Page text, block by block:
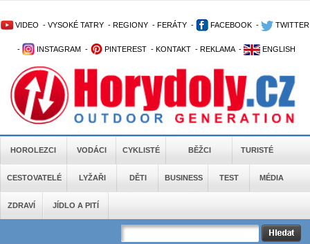
VIDEO - VYSOKÉ TATRY - REGIONY - FERÁTY - FACEBOOK - TWITTER
- INSTAGRAM - PINTEREST - KONTAKT - REKLAMA - ENGLISH
HOROLEZCI VODÁCI CYKLISTÉ BĚŽCI TURISTÉ
CESTOVATELÉ LYŽAŘI DĚTI BUSINESS TEST MÉDIA
ZDRAVÍ JÍDLO A PITÍ